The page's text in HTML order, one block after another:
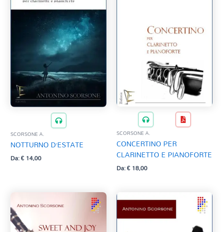
SCORSONE A.
NOTTURNO D’ESTATE
Da:€14,00
SCORSONE A.
CONCERTINO PER
CLARINETTO E PIANOFORTE
Da:€18,00